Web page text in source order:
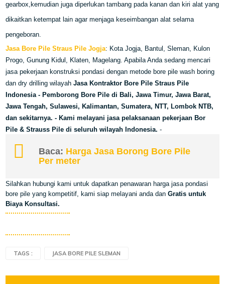
gearbox,kemudian juga diperlukan tambang pada kanan dan kiri alat yang
dikaitkan ketempat lain agar menjaga keseimbangan alat selama
pengeboran.
Jasa Bore Pile Straus Pile Jogja: Kota Jogja, Bantul, Sleman, Kulon
Progo, Gunung Kidul, Klaten, Magelang. Apabila Anda sedang mencari
jasa pekerjaan konstruksi pondasi dengan metode bore pile wash boring
dan dry drilling wilayahJasa Kontraktor Bore Pile Straus Pile
Indonesia - Pemborong Bore Pile di Bali, Jawa Timur, Jawa Barat,
Jawa Tengah, Sulawesi, Kalimantan, Sumatera, NTT, Lombok NTB,
dan sekitarnya. - Kami melayani jasa pelaksanaan pekerjaan Bor
Pile & Strauss Pile di seluruh wilayah Indonesia. -
Baca: Harga Jasa Borong Bore Pile
Per meter
Silahkan hubungi kami untuk dapatkanpenawaran harga jasa pondasi
bore pile yang kompetitif, kami siap melayani anda danGratis untuk
Biaya Konsultasi.
TAGS : JASA BORE PILE SLEMAN